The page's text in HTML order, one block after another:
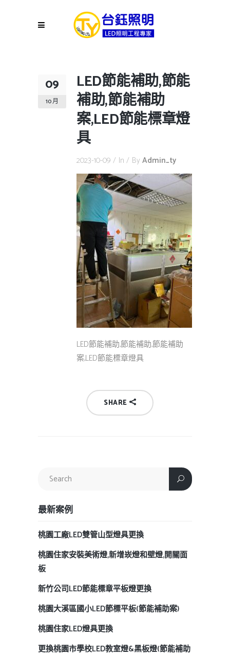
09
10 月
LED節能補助,節能
補助,節能補助
案,LED節能標章燈
具
2023-10-09 In By Admin_ty
LED節能補助,節能補助,節能補助
案,LED節能標章燈具
SHARE
最新案例
桃園工廠LED雙管山型燈具更換
桃園住家安裝美術燈,新增崁燈和壁燈,開關面
板
新竹公司LED節能標章平板燈更換
桃園大溪區國小LED節標平板(節能補助案)
桃園住家LED燈具更換
更換桃園市學校LED教室燈&黑板燈(節能補助